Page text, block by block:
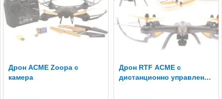
Дрон ACME Zoopa с
камера
Дрон RTF ACME с
дистанционно управление